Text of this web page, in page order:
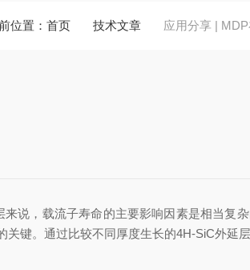
置： 首页 技术文章 应用分享 |
，载流子寿命的主要影响因素是相当复杂的
关键。通过比较不同厚度生长的4H-SiC外